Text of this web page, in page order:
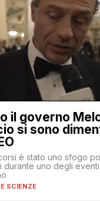
il governo
si sono
è stato uno sfogo
uno degli
SCIENZE